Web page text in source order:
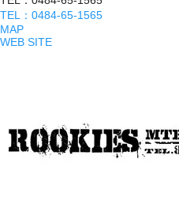
TEL：0484-65-1565
MAP
WEB SITE